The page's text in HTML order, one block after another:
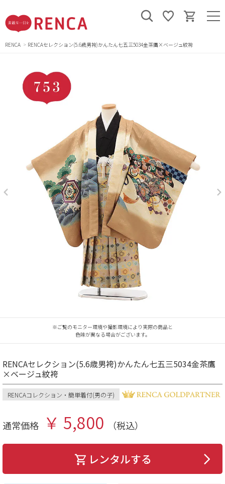
RENCA RENCAセレクション(5.6歳男袴)かんたん七五三5034金茶鷹×ベージュ紋袴
※ご覧のモニター環境や撮影環境により実際の商品と
色味が異なる場合がございます。
RENCAセレクション(5.6歳男袴)かんたん七五三5034金茶鷹
×ベージュ紋袴
RENCAコレクション・簡単着付(男の子)
通常価格 ￥ 5,800 （税込）
レンタルする